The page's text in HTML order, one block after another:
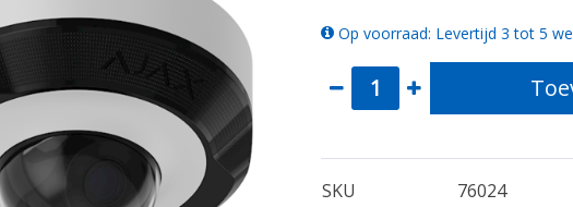
Op voorraad: Levertijd 3 tot 5
SKU
76024